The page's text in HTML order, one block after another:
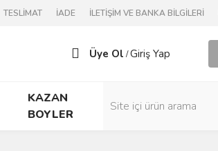
TESLİMAT İADE İLETİŞİM VE BANKA BİLGİLERİ
Üye Ol /Giriş Yap
KAZAN
BOYLER